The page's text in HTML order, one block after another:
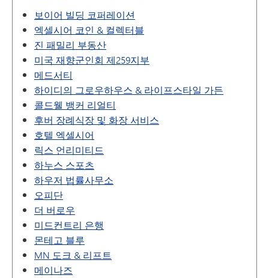
보이어 빌딩 코퍼레이션
엑셀시어 코인 & 컬렉터블
진 패밀리 부동산
미국 재향군인회 제259지부
메드서티
하이디의 그로우하우스 & 라이프스타일 가든
콜드웰 뱅커 리얼티
후버 장례식장 및 화장 서비스
호텔 엑셀시어
릭스 언리미티드
하누스 스포츠
하우저 법률사무소
오피단
더 버로우
미드컨트리 은행
몬테고 블루
MN 도크 & 리프트
메이나즈